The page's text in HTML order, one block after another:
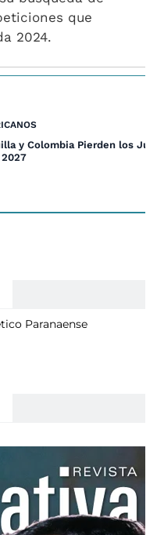
que
2024.
y Colombia Pierden los
2027
Paranaense